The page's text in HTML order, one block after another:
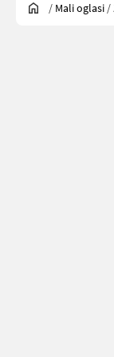
/ Mali oglasi /